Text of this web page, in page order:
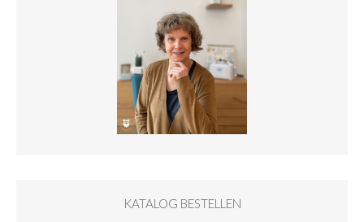
KATALOG BESTELLEN